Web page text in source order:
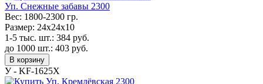
Уп. Снежные забавы 2300
Вес: 1800-2300 гр.
Размер: 24х24х10
1-5 тыс. шт.: 384 руб.
до 1000 шт.: 403 руб.
В корзину
У - KF-1625Х